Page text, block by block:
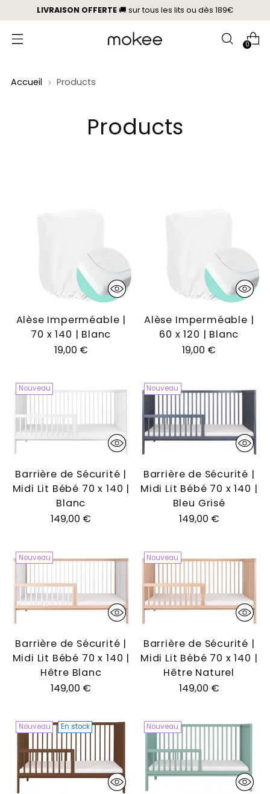
LIVRAISON OFFERTE🚚 sur tous les lits ou dès 189€
0
Accueil Products
Products
Alèse Imperméable |
70 x 140 | Blanc
19,00 €
Alèse Imperméable |
60 x 120 | Blanc
19,00 €
Nouveau
Barrière de Sécurité |
Midi Lit Bébé 70 x 140 |
Blanc
149,00 €
Nouveau
Barrière de Sécurité |
Midi Lit Bébé 70 x 140 |
Bleu Grisé
149,00 €
Nouveau
Barrière de Sécurité |
Midi Lit Bébé 70 x 140 |
Hêtre Blanc
149,00 €
Nouveau
Barrière de Sécurité |
Midi Lit Bébé 70 x 140 |
Hêtre Naturel
149,00 €
Nouveau En stock Nouveau